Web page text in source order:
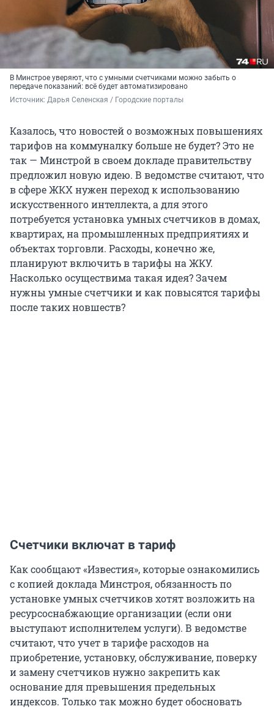
В Минстрое уверяют, что с умными счетчиками можно забыть о
передаче показаний: всё будет автоматизировано
Источник: Дарья Селенская / Городские порталы
Казалось, что новостей о возможных повышениях
тарифов на коммуналку больше не будет? Это не
так — Минстрой в своем докладе правительству
предложил новую идею. В ведомстве считают, что
в сфере ЖКХ нужен переход к использованию
искусственного интеллекта, а для этого
потребуется установка умных счетчиков в домах,
квартирах, на промышленных предприятиях и
объектах торговли. Расходы, конечно же,
планируют включить в тарифы на ЖКУ.
Насколько осуществима такая идея? Зачем
нужны умные счетчики и как повысятся тарифы
после таких новшеств?
Счетчики включат в тариф
Как сообщают «Известия», которые ознакомились
с копией доклада Минстроя, обязанность по
установке умных счетчиков хотят возложить на
ресурсоснабжающие организации (если они
выступают исполнителем услуги). В ведомстве
считают, что учет в тарифе расходов на
приобретение, установку, обслуживание, поверку
и замену счетчиков нужно закрепить как
основание для превышения предельных
индексов. Только так можно будет обосновать